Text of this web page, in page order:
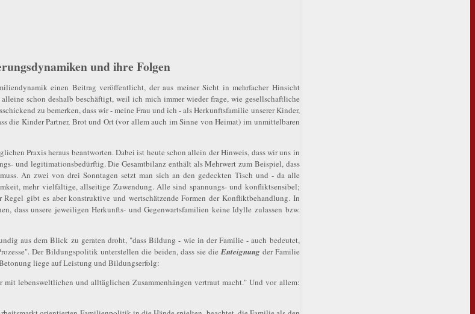
und ihre Folgen
einen Beitrag veröffentlicht, der aus meiner Sicht in mehrfacher Hinsicht
schon deshalb beschäftigt, weil ich mich immer wieder frage, wie gesellschaftliche
zu bemerken, dass wir - meine Frau und ich - als Herkunftsfamilie unserer Kinder,
die Kinder Partner, Brot und Ort (vor allem auch im Sinne von Heimat) im unmittelbaren
Praxis heraus beantworten. Dabei ist heute schon allein der Hinweis, dass wir uns in
und legitimationsbedürftig. Die Gesamtbilanz enthält als Mehrwert zum Beispiel, dass
An zwei von drei Sonntagen setzt man sich an den gedeckten Tisch und - da alle
mehr vielfältige, allseitige Zuwendung. Alle sind spannungs- und konfliktsensibel;
gibt es aber konstruktive und wertschätzende Formen der Konfliktbehandlung. In
unsere jeweiligen Herkunfts- und Gegenwartsfamilien keine Idylle zulassen bzw.
aus dem Blick zu geraten droht, "dass Bildung - wie in der Familie - auch bedeutet,
Der Bildungspolitik unterstellen die beiden, dass sie die Enteignungder Familie
liege auf Leistung und Bildungserfolg:
lebensweltlichen und alltäglichen Zusammenhängen vertraut macht." Und vor allem: